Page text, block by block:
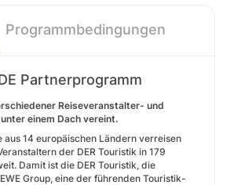
Programmbedingungen
Partnerprogramm
Reiseveranstalter- und
einem Dach vereint.
aus 14 europäischen Ländern verreisen
der DER Touristik in 179
Damit ist die DER Touristik, die
Group, eine der führenden Touristik-